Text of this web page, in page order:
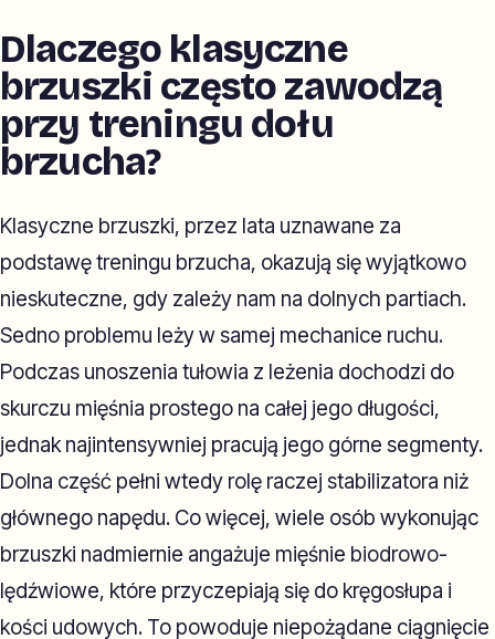
Dlaczego klasyczne
brzuszki często zawodzą
przy treningu dołu
brzucha?
Klasyczne brzuszki, przez lata uznawane za
podstawę treningu brzucha, okazują się wyjątkowo
nieskuteczne, gdy zależy nam na dolnych partiach.
Sedno problemu leży w samej mechanice ruchu.
Podczas unoszenia tułowia z leżenia dochodzi do
skurczu mięśnia prostego na całej jego długości,
jednak najintensywniej pracują jego górne segmenty.
Dolna część pełni wtedy rolę raczej stabilizatora niż
głównego napędu. Co więcej, wiele osób wykonując
brzuszki nadmiernie angażuje mięśnie biodrowo-
lędźwiowe, które przyczepiają się do kręgosłupa i
kości udowych. To powoduje niepożądane ciągnięcie